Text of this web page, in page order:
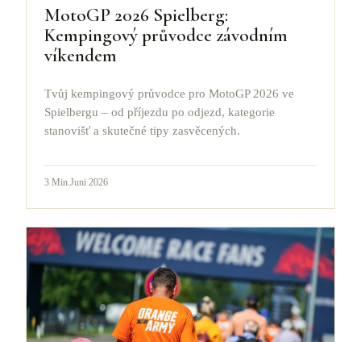
MotoGP 2026 Spielberg:
Kempingový průvodce závodním
víkendem
Tvůj kempingový průvodce pro MotoGP 2026 ve
Spielbergu – od příjezdu po odjezd, kategorie
stanovišť a skutečné tipy zasvěcených.
3 Min. Juni 2026